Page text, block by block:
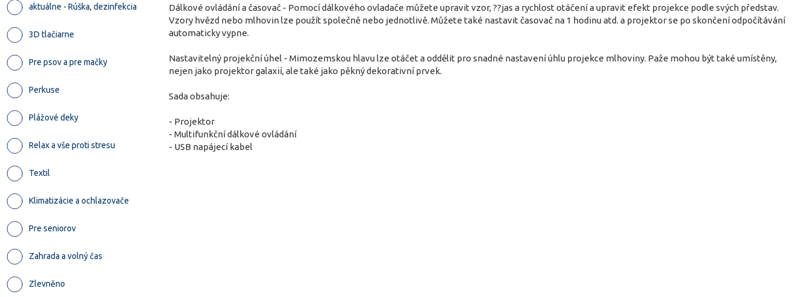
aktuálne - Rúška, dezinfekcia
3D tlačiarne
Pre psov a pre mačky
Perkuse
Plážové deky
Relax a vše proti stresu
Textil
Klimatizácie a ochlazovače
Pre seniorov
Zahrada a volný čas
Zlevněno
Dálkové ovládání a časovač - Pomocí dálkového ovladače můžete upravit vzor, ??jas a rychlost otáčení a upravit efekt projekce podle svých představ.
Vzory hvězd nebo mlhovin lze použít společně nebo jednotlivě. Můžete také nastavit časovač na 1 hodinu atd. a projektor se po skončení odpočítávání
automaticky vypne.
Nastavitelný projekční úhel - Mimozemskou hlavu lze otáčet a oddělit pro snadné nastavení úhlu projekce mlhoviny. Paže mohou být také umístěny,
nejen jako projektor galaxií, ale také jako pěkný dekorativní prvek.
Sada obsahuje:
- Projektor
- Multifunkční dálkové ovládání
- USB napájecí kabel